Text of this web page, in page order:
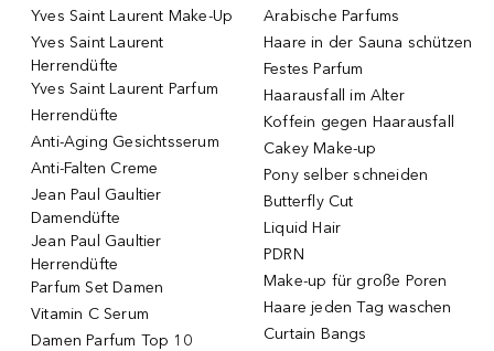
Yves Saint Laurent Make-Up
Yves Saint Laurent
Herrendüfte
Yves Saint Laurent Parfum
Herrendüfte
Anti-Aging Gesichtsserum
Anti-Falten Creme
Jean Paul Gaultier
Damendüfte
Jean Paul Gaultier
Herrendüfte
Parfum Set Damen
Vitamin C Serum
Damen Parfum Top 10
Arabische Parfums
Haare in der Sauna schützen
Festes Parfum
Haarausfall im Alter
Koffein gegen Haarausfall
Cakey Make-up
Pony selber schneiden
Butterfly Cut
Liquid Hair
PDRN
Make-up für große Poren
Haare jeden Tag waschen
Curtain Bangs